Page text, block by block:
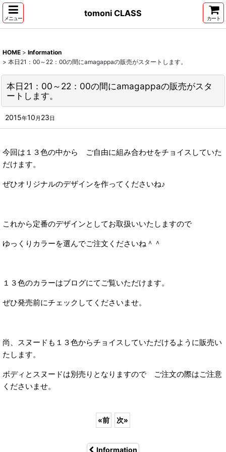
メニュー
tomoni CLASS
カート
HOME > Information
> 本日21：00～22：00の間にamagappaの販売がスタートします。
本日21：00～22：00の間にamagappaの販売がスタ
ートします。
2015年10 月 23日
今回は１３色の中から ご自由に組み合わせをチョイスしていた
だけます。
ぜひオリジナルのデザインを作ってくださいね♪
これから定番のデザインとしてお取扱いいたしますので
ゆっくりカラーを選んでご注文くださいね＾＾
１３色のカラーはブログにてご覧いただけます。
ぜひ発売前にチェックしてくださいませ。
尚、スヌードも１３色からチョイスしていただけるように販売い
たします。
ボディとスヌードは別売りとなりますので ご注文の際はご注意
くださいませ。
«前 次»
Information